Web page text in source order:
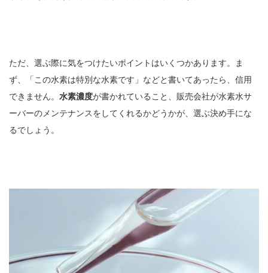
ただ、選ぶ際に気をつけたいポイントはいくつかあります。ま
ず、「この水素は特別な水素です」などと書いてあったら、信用
できません。 水素濃度が書かれていること、販売会社が水素水サ
ーバーのメンテナンスをしてくれるかどうかが、選ぶ決め手にな
るでしょう。